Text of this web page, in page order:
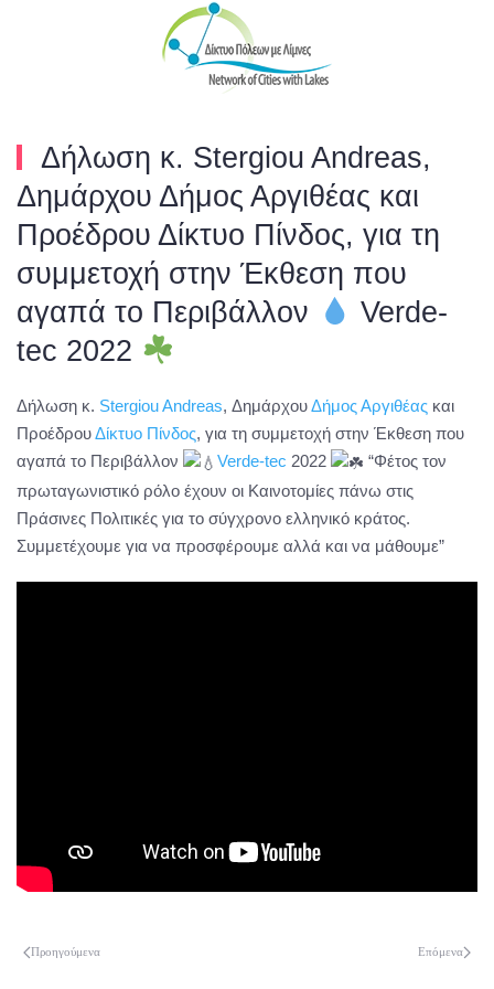
Skip to main content
Δήλωση κ. Stergiou Andreas,
Δημάρχου Δήμος Αργιθέας και
Προέδρου Δίκτυο Πίνδος, για τη
συμμετοχή στην Έκθεση που
αγαπά το Περιβάλλον
Verde-
tec 2022
Δήλωση κ. Stergiou Andreas, ΔημάρχουΔήμος Αργιθέας και
ΠροέδρουΔίκτυο Πίνδος, για τη συμμετοχή στην Έκθεση που
αγαπά το Περιβάλλον
Verde-tec 2022
“Φέτος τον
πρωταγωνιστικό ρόλο έχουν οι Καινοτομίες πάνω στις
Πράσινες Πολιτικές για το σύγχρονο ελληνικό κράτος.
Συμμετέχουμε για να προσφέρουμε αλλά και να μάθουμε”
Προηγούμενα Επόμενα